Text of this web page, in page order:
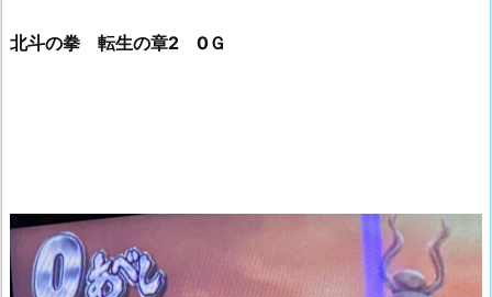
北斗の拳 転生の章2 0Ｇ